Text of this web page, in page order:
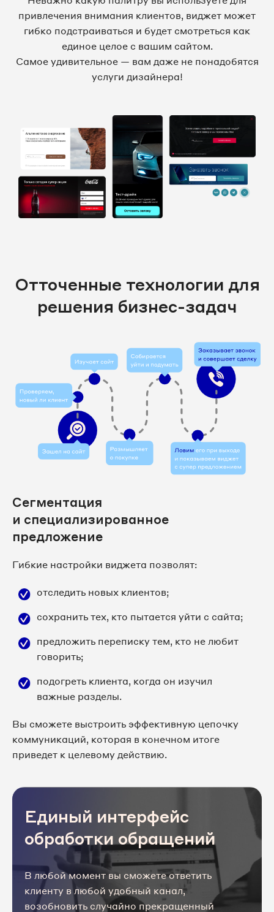
привлечения внимания клиентов, виджет может
гибко подстраиваться и будет смотреться как
единое целое с вашим сайтом.
Самое удивительное — вам даже не понадобятся
услуги дизайнера!
Отточенные технологии для
решения бизнес-задач
Сегментация
и специализированное
предложение
Гибкие настройки виджета позволят:
отследить новых клиентов;
сохранить тех, кто пытается уйти с сайта;
предложить переписку тем, кто не любит
говорить;
подогреть клиента, когда он изучил
важные разделы.
Вы сможете выстроить эффективную цепочку
коммуникаций, которая в конечном итоге
приведет к целевому действию.
Единый интерфейс
обработки обращений
В любой момент вы сможете ответить
клиенту в любой удобный канал,
возобновить случайно прекращенный